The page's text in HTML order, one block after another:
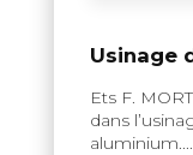
Usinage
Ets F.
dans
aluminium....